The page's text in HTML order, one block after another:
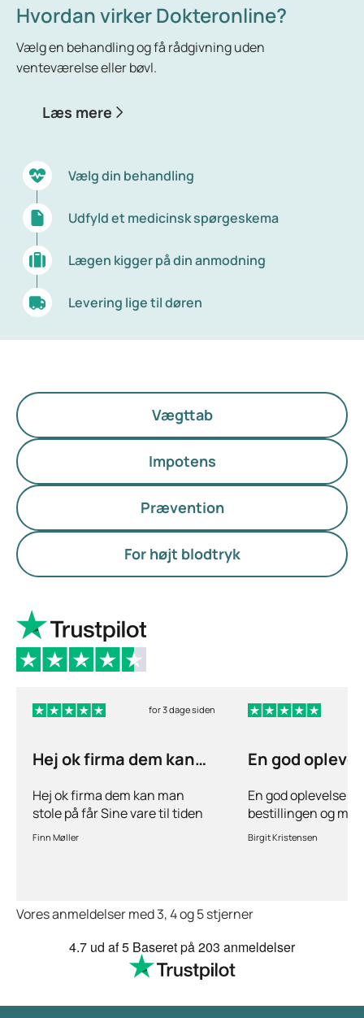
Hvordan virker Dokteronline?
Vælg en behandling og få rådgivning uden
venteværelse eller bøvl.
Læs mere
Vælg din behandling
Udfyld et medicinsk spørgeskema
Lægen kigger på din anmodning
Levering lige til døren
Vægttab
Impotens
Prævention
For højt blodtryk
for 3 dage siden
Hej ok firma dem kan
Hej ok firma dem kan man
stole på får Sine vare til tiden
hurtig levering inden for 2
Finn Møller
En god
En god oplevelse
bestillingen og
stille spørgsmål
behov for
Birgit Kristensen
Vores anmeldelser med 3, 4 og 5 stjerner
4.7 ud af 5 Baseret på203 anmeldelser